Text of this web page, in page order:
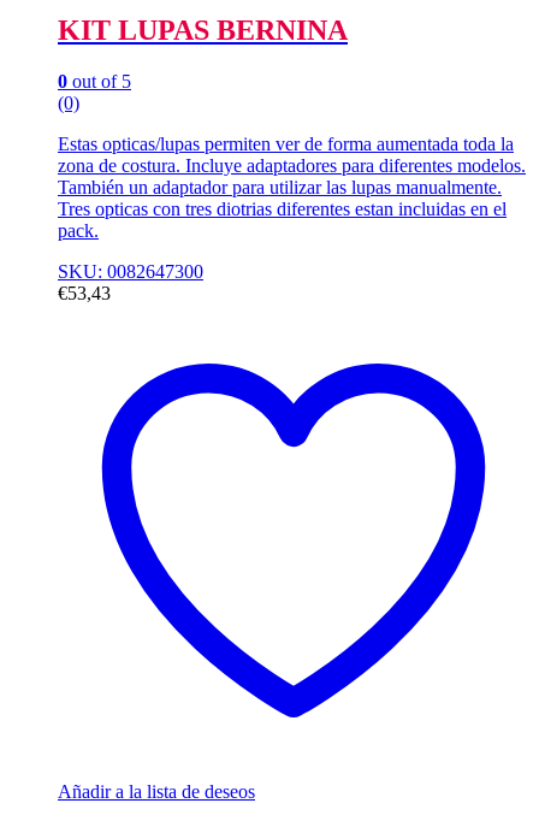
KIT LUPAS BERNINA
0 out of 5
(0)
Estas opticas/lupas permiten ver de forma aumentada toda la
zona de costura. Incluye adaptadores para diferentes modelos.
También un adaptador para utilizar las lupas manualmente.
Tres opticas con tres diotrias diferentes estan incluidas en el
pack.
SKU: 0082647300
€53,43
Añadir a la lista de deseos